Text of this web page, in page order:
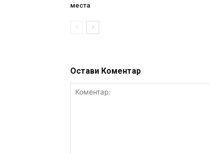
места
Остави Коментар